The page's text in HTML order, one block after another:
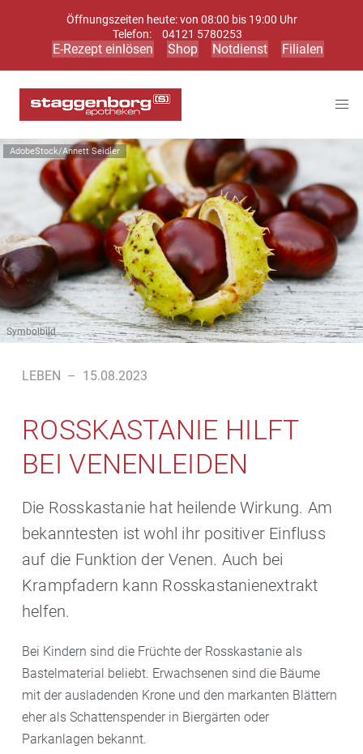
Öffnungszeiten heute: von 08:00 bis 19:00 Uhr
Telefon:
04121 5780253
E-Rezept einlösen Shop Notdienst Filialen
AdobeStock/Annett Seidler
Symbolbild
LEBEN – 15.08.2023
ROSSKASTANIE HILFT
BEI VENENLEIDEN
Die Rosskastanie hat heilende Wirkung. Am
bekanntesten ist wohl ihr positiver Einfluss
auf die Funktion der Venen. Auch bei
Krampfadern kann Rosskastanienextrakt
helfen.
Bei Kindern sind die Früchte der Rosskastanie als
Bastelmaterial beliebt. Erwachsenen sind die Bäume
mit der ausladenden Krone und den markanten Blättern
eher als Schattenspender in Biergärten oder
Parkanlagen bekannt.